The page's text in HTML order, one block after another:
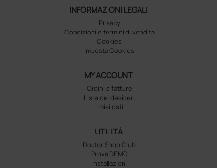
INFORMAZIONI LEGALI
Privacy
Condizioni e termini di vendita
Cookies
Imposta Cookies
MY ACCOUNT
Ordini e fatture
Liste dei desideri
I miei dati
UTILITÀ
Doctor Shop Club
Prova DEMO
Installazioni